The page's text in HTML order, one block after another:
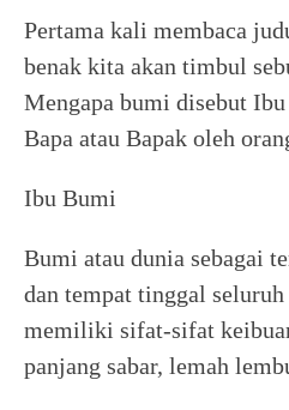
Pertama kali membaca
benak kita akan timbul
Mengapa bumi disebut
Bapa atau Bapak oleh
Ibu Bumi
Bumi atau dunia sebagai
dan tempat tinggal
memiliki sifat-sifat
panjang sabar, lemah